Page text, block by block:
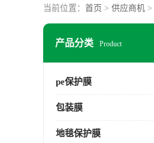
当前位置： 首页 > 供应商机 >
产品分类 Product
pe保护膜
包装膜
地毯保护膜